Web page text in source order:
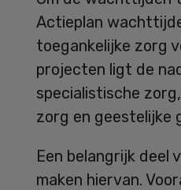
Actieplan
toegankelijke zorg
projecten ligt de
specialistische
zorg en geestelijke
Een belangrijk deel
maken hiervan.